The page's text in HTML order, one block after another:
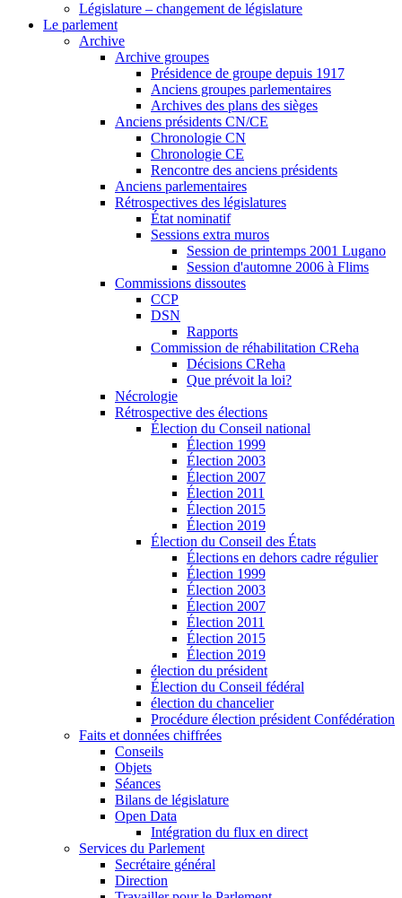
Législature – changement de législature
Le parlement
Archive
Archive groupes
Présidence de groupe depuis 1917
Anciens groupes parlementaires
Archives des plans des sièges
Anciens présidents CN/CE
Chronologie CN
Chronologie CE
Rencontre des anciens présidents
Anciens parlementaires
Rétrospectives des législatures
État nominatif
Sessions extra muros
Session de printemps 2001 Lugano
Session d'automne 2006 à Flims
Commissions dissoutes
CCP
DSN
Rapports
Commission de réhabilitation CReha
Décisions CReha
Que prévoit la loi?
Nécrologie
Rétrospective des élections
Élection du Conseil national
Élection 1999
Élection 2003
Élection 2007
Élection 2011
Élection 2015
Élection 2019
Élection du Conseil des États
Élections en dehors cadre régulier
Élection 1999
Élection 2003
Élection 2007
Élection 2011
Élection 2015
Élection 2019
élection du président
Élection du Conseil fédéral
élection du chancelier
Procédure élection président Confédération
Faits et données chiffrées
Conseils
Objets
Séances
Bilans de législature
Open Data
Intégration du flux en direct
Services du Parlement
Secrétaire général
Direction